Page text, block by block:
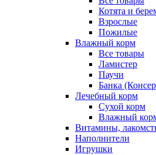
Котята и
Взрослые
Пожилые
Влажный корм
Все товары
Ламистер
Паучи
Банка
Лечебный корм
Сухой корм
Влажный
Витамины,
Наполнители
Игрушки